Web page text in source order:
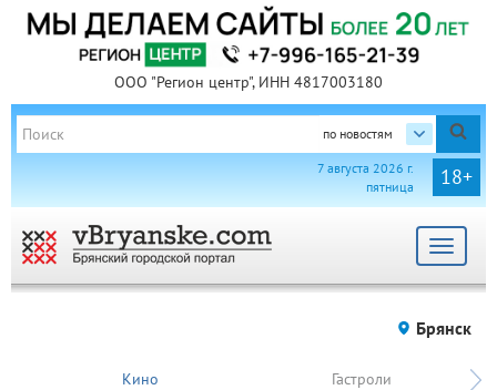
ООО "Регион центр", ИНН 4817003180
по новостям
18+
7 августа 2026 г.
пятница
Toggle
Брянск
Кино Гастроли